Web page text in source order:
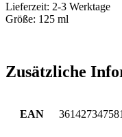
Lieferzeit: 2-3 Werktage
Größe: 125 ml
Zusätzliche
EAN